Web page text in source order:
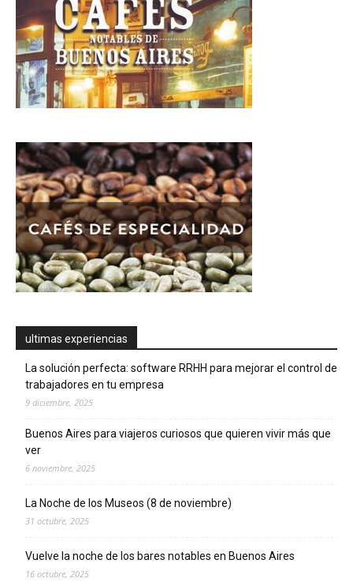
ultimas experiencias
La solución perfecta: software RRHH para mejorar el control de
trabajadores en tu empresa
9 diciembre, 2025
Buenos Aires para viajeros curiosos que quieren vivir más que
ver
6 noviembre, 2025
La Noche de los Museos (8 de noviembre)
31 octubre, 2025
Vuelve la noche de los bares notables en Buenos Aires
16 octubre, 2025